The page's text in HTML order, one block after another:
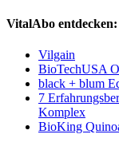
VitalAbo entdecken:
Vilgain
BioTechUSA
black + blum
7
Komplex
BioKing